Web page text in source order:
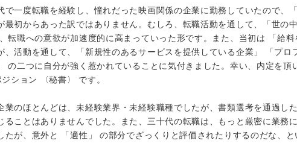
で一度転職を経験し、憧れだった映画関係の企業に勤務していたので、
最初からあった訳ではありません。むしろ、転職活動を通して、「世の
転職への意欲が加速度的に高まっていった形です。また、当初は 「給
、活動を通して、「新規性のあるサービスを提供している企業」 「プロ
の二つに自分が強く惹かれていることに気付きました。幸い、内定を
ション 〈秘書〉 です。
業のほとんどは、未経験業界・未経験職種でしたが、書類選考を通過し
ることはありませんでした。また、三十代の転職は、もっと厳密に業務
たが、意外と 「適性」 の部分でざっくりと評価されたりするのだな、と